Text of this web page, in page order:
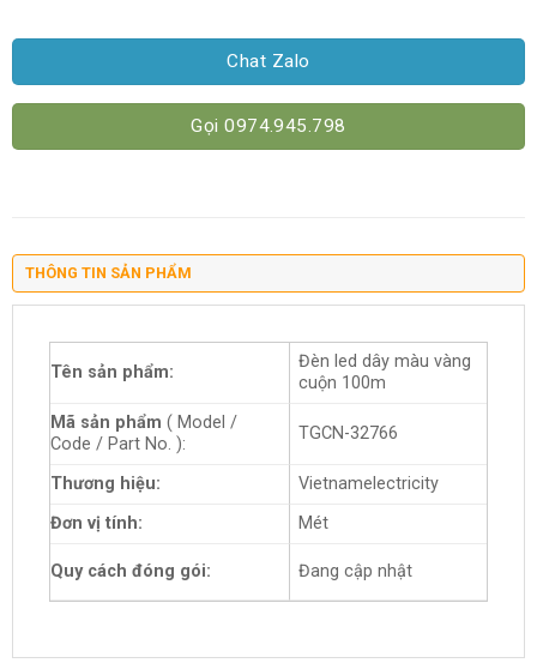
Chat Zalo
Gọi 0974.945.798
THÔNG TIN SẢN PHẨM
Tên sản phẩm:
Đèn led dây màu vàng
cuộn 100m
Mã sản phẩm ( Model /
Code / Part No. ):
TGCN-32766
Thương hiệu:
Vietnamelectricity
Đơn vị tính:
Mét
Quy cách đóng gói: Đang cập nhật